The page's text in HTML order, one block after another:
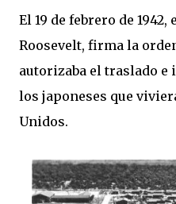
El 19 de febrero de
Roosevelt, firma la
autorizaba el traslado
los japoneses que
Unidos.